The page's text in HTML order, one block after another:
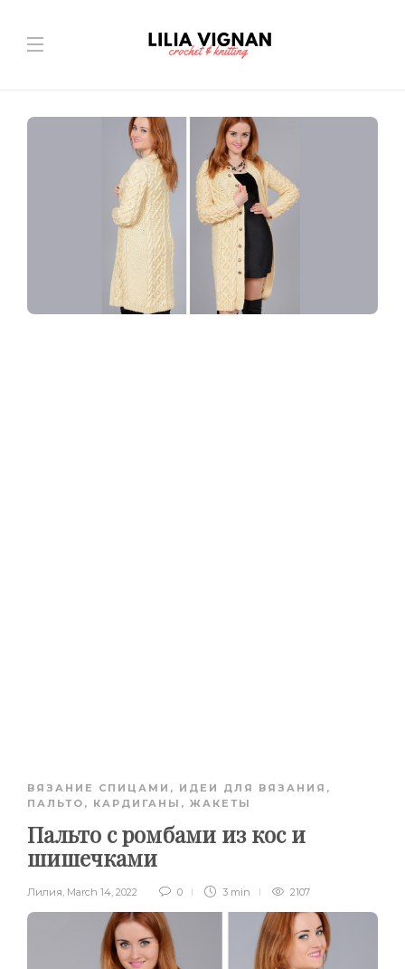
ВЯЗАНИЕ СПИЦАМИ , ИДЕИ ДЛЯ ВЯЗАНИЯ ,
ПАЛЬТО, КАРДИГАНЫ, ЖАКЕТЫ
Пальто с ромбами из кос и
шишечками
Лилия, March 14, 2022 0 3 min 2107